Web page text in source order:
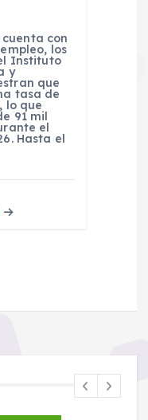
con
los
Instituto
y
que
tasa de
lo que
91 mil
el
Hasta el